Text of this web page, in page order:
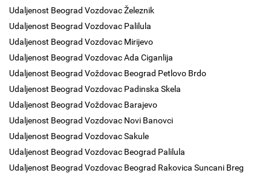
Udaljenost Beograd Vozdovac Železnik
Udaljenost Beograd Vozdovac Palilula
Udaljenost Beograd Vozdovac Mirijevo
Udaljenost Beograd Vozdovac Ada Ciganlija
Udaljenost Beograd Voždovac Beograd Petlovo Brdo
Udaljenost Beograd Vozdovac Padinska Skela
Udaljenost Beograd Voždovac Barajevo
Udaljenost Beograd Vozdovac Novi Banovci
Udaljenost Beograd Vozdovac Sakule
Udaljenost Beograd Vozdovac Beograd Palilula
Udaljenost Beograd Vozdovac Beograd Rakovica Suncani Breg